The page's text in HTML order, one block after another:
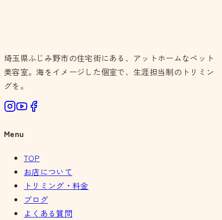
埼玉県ふじみ野市の住宅街にある、アットホームなペット
美容室。海をイメージした個室で、生涯担当制のトリミン
グを。
Menu
TOP
お店について
トリミング・料金
ブログ
よくある質問